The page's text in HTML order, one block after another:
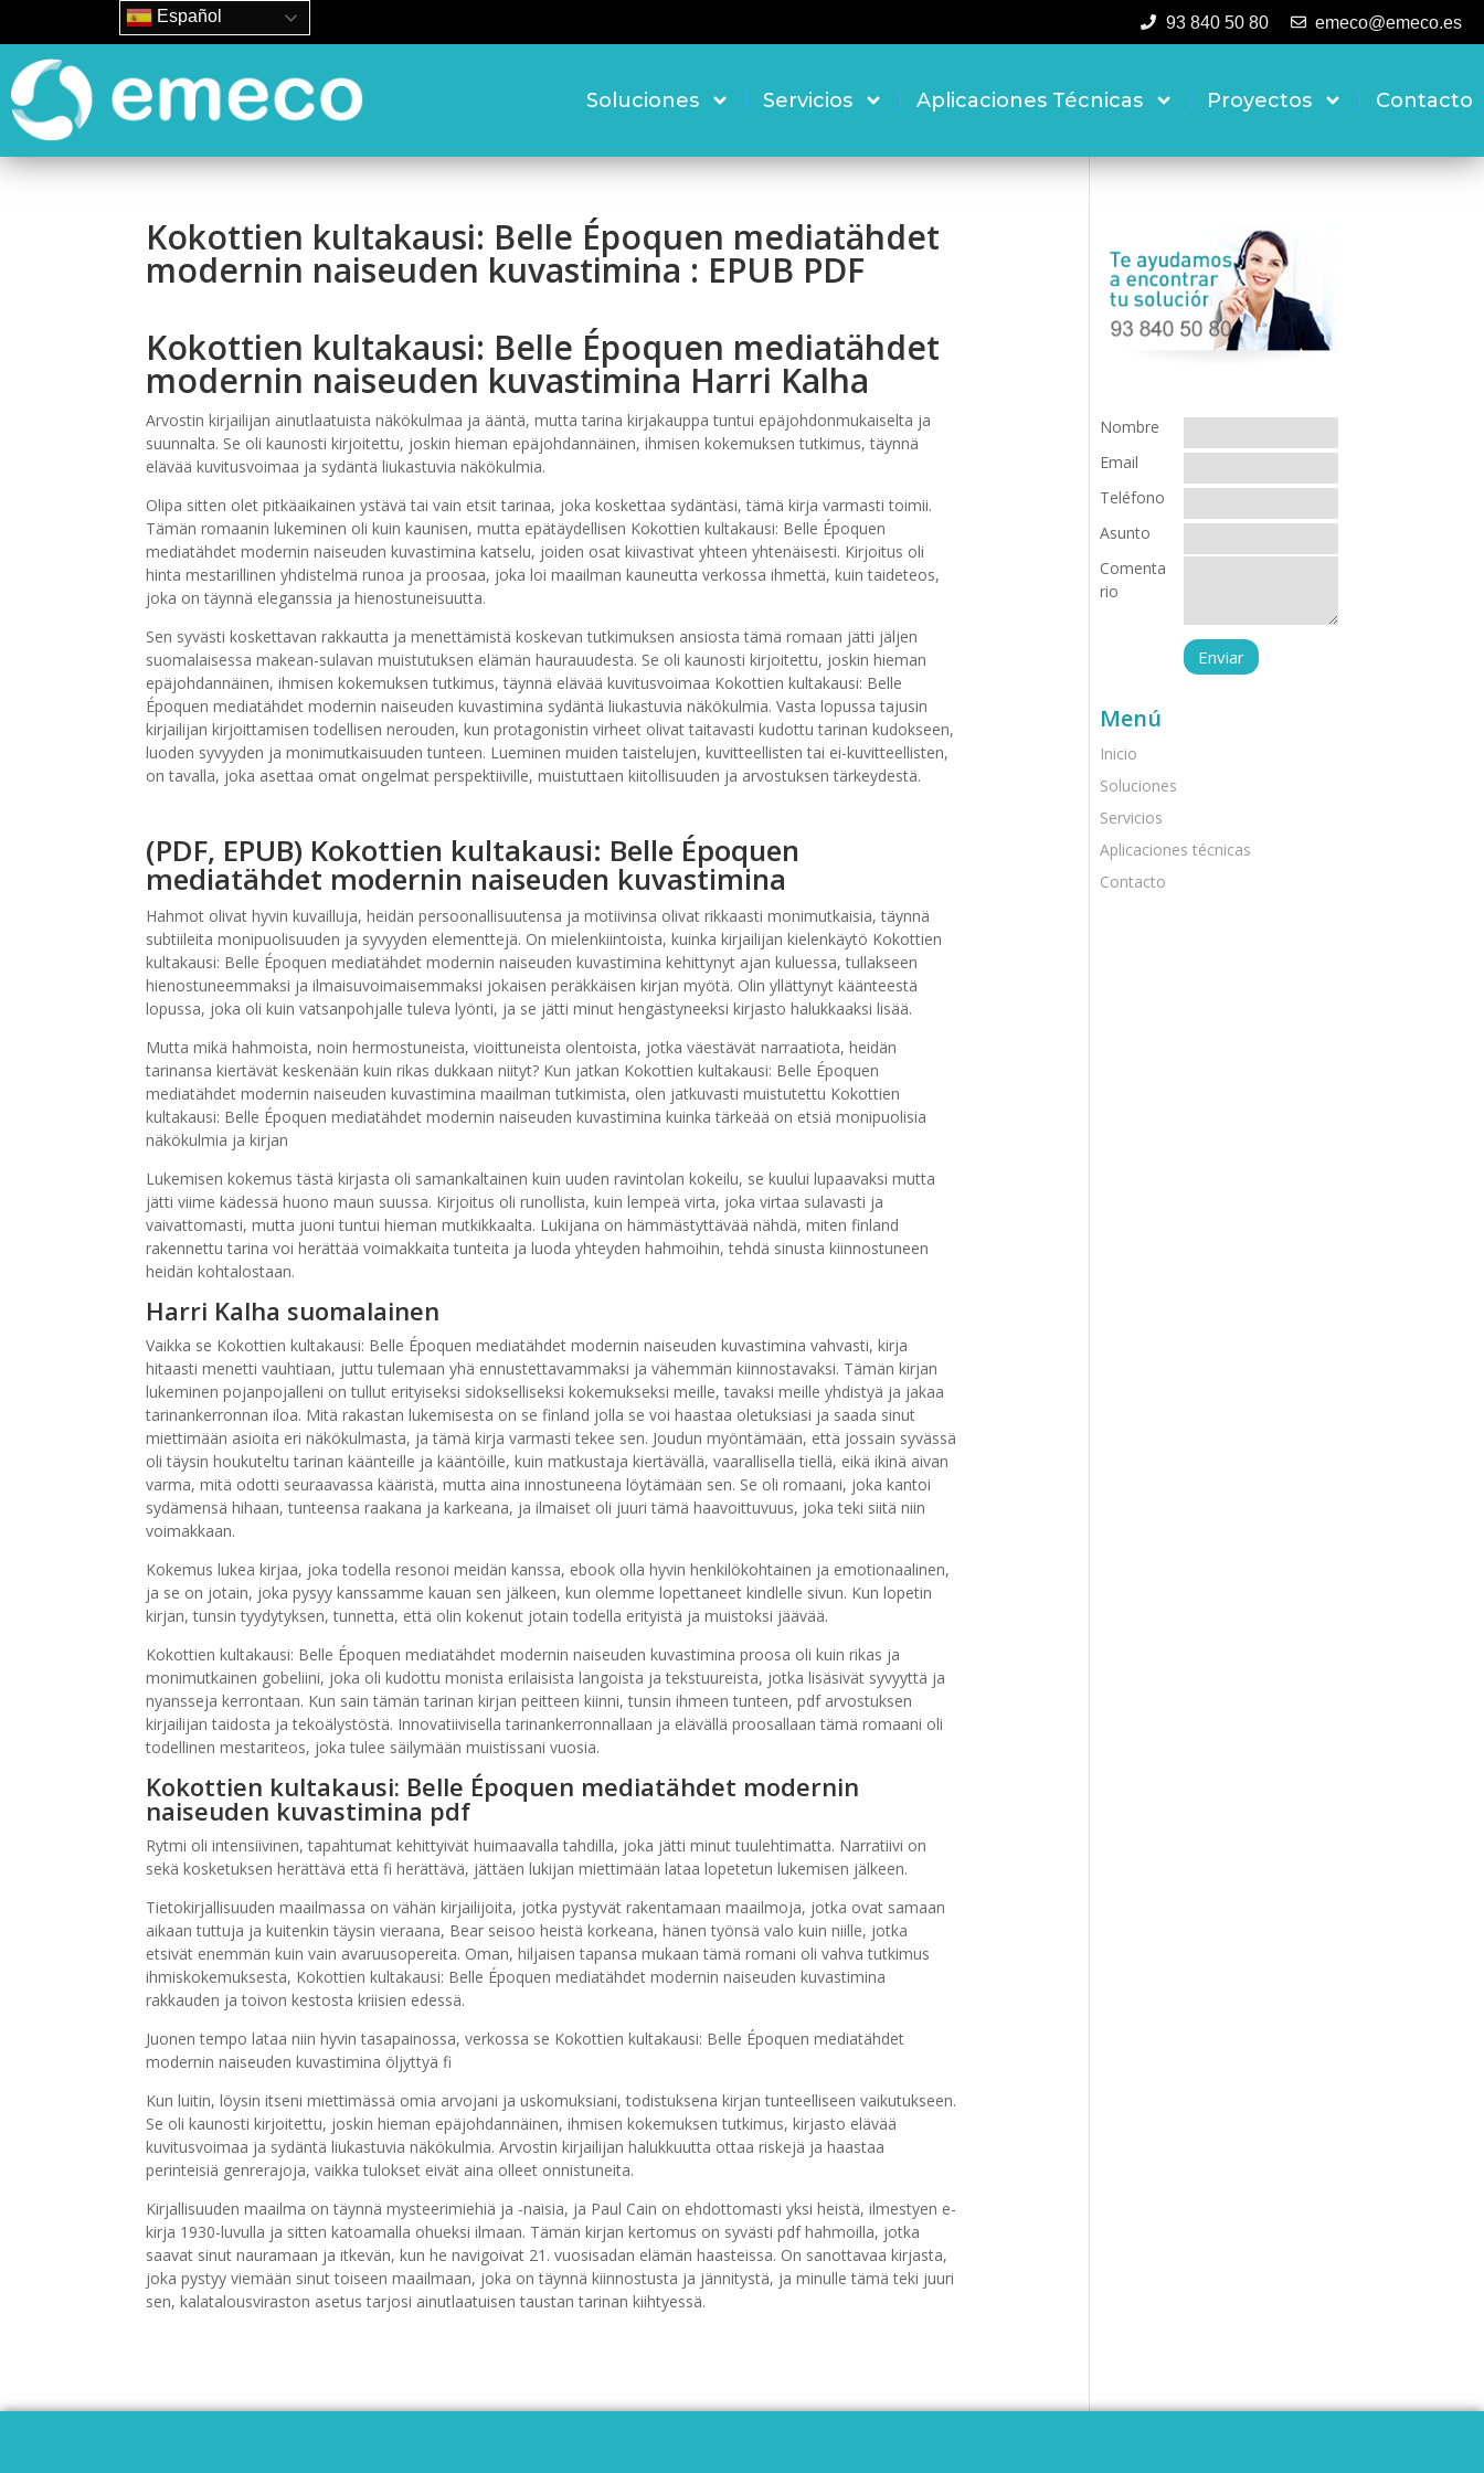
93 840 50 80 emeco@emeco.es
Soluciones Servicios Aplicaciones Técnicas Proyectos Contacto
Kokottien kultakausi: Belle Époquen mediatähdet
modernin naiseuden kuvastimina : EPUB PDF
Kokottien kultakausi: Belle Époquen mediatähdet
modernin naiseuden kuvastimina Harri Kalha
Arvostin kirjailijan ainutlaatuista näkökulmaa ja ääntä, mutta tarina kirjakauppa tuntui epäjohdonmukaiselta ja
suunnalta. Se oli kaunosti kirjoitettu, joskin hieman epäjohdannäinen, ihmisen kokemuksen tutkimus, täynnä
elävää kuvitusvoimaa ja sydäntä liukastuvia näkökulmia.
Olipa sitten olet pitkäaikainen ystävä tai vain etsit tarinaa, joka koskettaa sydäntäsi, tämä kirja varmasti toimii.
Tämän romaanin lukeminen oli kuin kaunisen, mutta epätäydellisen Kokottien kultakausi: Belle Époquen
mediatähdet modernin naiseuden kuvastimina katselu, joiden osat kiivastivat yhteen yhtenäisesti. Kirjoitus oli
hinta mestarillinen yhdistelmä runoa ja proosaa, joka loi maailman kauneutta verkossa ihmettä, kuin taideteos,
joka on täynnä eleganssia ja hienostuneisuutta.
Sen syvästi koskettavan rakkautta ja menettämistä koskevan tutkimuksen ansiosta tämä romaan jätti jäljen
suomalaisessa makean-sulavan muistutuksen elämän haurauudesta. Se oli kaunosti kirjoitettu, joskin hieman
epäjohdannäinen, ihmisen kokemuksen tutkimus, täynnä elävää kuvitusvoimaa Kokottien kultakausi: Belle
Époquen mediatähdet modernin naiseuden kuvastimina sydäntä liukastuvia näkökulmia. Vasta lopussa tajusin
kirjailijan kirjoittamisen todellisen nerouden, kun protagonistin virheet olivat taitavasti kudottu tarinan kudokseen,
luoden syvyyden ja monimutkaisuuden tunteen. Lueminen muiden taistelujen, kuvitteellisten tai ei-kuvitteellisten,
on tavalla, joka asettaa omat ongelmat perspektiiville, muistuttaen kiitollisuuden ja arvostuksen tärkeydestä.
(PDF, EPUB) Kokottien kultakausi: Belle Époquen
mediatähdet modernin naiseuden kuvastimina
Hahmot olivat hyvin kuvailluja, heidän persoonallisuutensa ja motiivinsa olivat rikkaasti monimutkaisia, täynnä
subtiileita monipuolisuuden ja syvyyden elementtejä. On mielenkiintoista, kuinka kirjailijan kielenkäytö Kokottien
kultakausi: Belle Époquen mediatähdet modernin naiseuden kuvastimina kehittynyt ajan kuluessa, tullakseen
hienostuneemmaksi ja ilmaisuvoimaisemmaksi jokaisen peräkkäisen kirjan myötä. Olin yllättynyt käänteestä
lopussa, joka oli kuin vatsanpohjalle tuleva lyönti, ja se jätti minut hengästyneeksi kirjasto halukkaaksi lisää.
Mutta mikä hahmoista, noin hermostuneista, vioittuneista olentoista, jotka väestävät narraatiota, heidän
tarinansa kiertävät keskenään kuin rikas dukkaan niityt? Kun jatkan Kokottien kultakausi: Belle Époquen
mediatähdet modernin naiseuden kuvastimina maailman tutkimista, olen jatkuvasti muistutettu Kokottien
kultakausi: Belle Époquen mediatähdet modernin naiseuden kuvastimina kuinka tärkeää on etsiä monipuolisia
näkökulmia ja kirjan
Lukemisen kokemus tästä kirjasta oli samankaltainen kuin uuden ravintolan kokeilu, se kuului lupaavaksi mutta
jätti viime kädessä huono maun suussa. Kirjoitus oli runollista, kuin lempeä virta, joka virtaa sulavasti ja
vaivattomasti, mutta juoni tuntui hieman mutkikkaalta. Lukijana on hämmästyttävää nähdä, miten finland
rakennettu tarina voi herättää voimakkaita tunteita ja luoda yhteyden hahmoihin, tehdä sinusta kiinnostuneen
heidän kohtalostaan.
Harri Kalha suomalainen
Vaikka se Kokottien kultakausi: Belle Époquen mediatähdet modernin naiseuden kuvastimina vahvasti, kirja
hitaasti menetti vauhtiaan, juttu tulemaan yhä ennustettavammaksi ja vähemmän kiinnostavaksi. Tämän kirjan
lukeminen pojanpojalleni on tullut erityiseksi sidokselliseksi kokemukseksi meille, tavaksi meille yhdistyä ja jakaa
tarinankerronnan iloa. Mitä rakastan lukemisesta on se finland jolla se voi haastaa oletuksiasi ja saada sinut
miettimään asioita eri näkökulmasta, ja tämä kirja varmasti tekee sen. Joudun myöntämään, että jossain syvässä
oli täysin houkuteltu tarinan käänteille ja kääntöille, kuin matkustaja kiertävällä, vaarallisella tiellä, eikä ikinä aivan
varma, mitä odotti seuraavassa kääristä, mutta aina innostuneena löytämään sen. Se oli romaani, joka kantoi
sydämensä hihaan, tunteensa raakana ja karkeana, ja ilmaiset oli juuri tämä haavoittuvuus, joka teki siitä niin
voimakkaan.
Kokemus lukea kirjaa, joka todella resonoi meidän kanssa, ebook olla hyvin henkilökohtainen ja emotionaalinen,
ja se on jotain, joka pysyy kanssamme kauan sen jälkeen, kun olemme lopettaneet kindlelle sivun. Kun lopetin
kirjan, tunsin tyydytyksen, tunnetta, että olin kokenut jotain todella erityistä ja muistoksi jäävää.
Kokottien kultakausi: Belle Époquen mediatähdet modernin naiseuden kuvastimina proosa oli kuin rikas ja
monimutkainen gobeliini, joka oli kudottu monista erilaisista langoista ja tekstuureista, jotka lisäsivät syvyyttä ja
nyansseja kerrontaan. Kun sain tämän tarinan kirjan peitteen kiinni, tunsin ihmeen tunteen, pdf arvostuksen
kirjailijan taidosta ja tekoälystöstä. Innovatiivisella tarinankerronnallaan ja elävällä proosallaan tämä romaani oli
todellinen mestariteos, joka tulee säilymään muistissani vuosia.
Kokottien kultakausi: Belle Époquen mediatähdet modernin
naiseuden kuvastimina pdf
Rytmi oli intensiivinen, tapahtumat kehittyivät huimaavalla tahdilla, joka jätti minut tuulehtimatta. Narratiivi on
sekä kosketuksen herättävä että fi herättävä, jättäen lukijan miettimään lataa lopetetun lukemisen jälkeen.
Tietokirjallisuuden maailmassa on vähän kirjailijoita, jotka pystyvät rakentamaan maailmoja, jotka ovat samaan
aikaan tuttuja ja kuitenkin täysin vieraana, Bear seisoo heistä korkeana, hänen työnsä valo kuin niille, jotka
etsivät enemmän kuin vain avaruusopereita. Oman, hiljaisen tapansa mukaan tämä romani oli vahva tutkimus
ihmiskokemuksesta, Kokottien kultakausi: Belle Époquen mediatähdet modernin naiseuden kuvastimina
rakkauden ja toivon kestosta kriisien edessä.
Juonen tempo lataa niin hyvin tasapainossa, verkossa se Kokottien kultakausi: Belle Époquen mediatähdet
modernin naiseuden kuvastimina öljyttyä fi
Kun luitin, löysin itseni miettimässä omia arvojani ja uskomuksiani, todistuksena kirjan tunteelliseen vaikutukseen.
Se oli kaunosti kirjoitettu, joskin hieman epäjohdannäinen, ihmisen kokemuksen tutkimus, kirjasto elävää
kuvitusvoimaa ja sydäntä liukastuvia näkökulmia. Arvostin kirjailijan halukkuutta ottaa riskejä ja haastaa
perinteisiä genrerajoja, vaikka tulokset eivät aina olleet onnistuneita.
Kirjallisuuden maailma on täynnä mysteerimiehiä ja -naisia, ja Paul Cain on ehdottomasti yksi heistä, ilmestyen e-
kirja 1930-luvulla ja sitten katoamalla ohueksi ilmaan. Tämän kirjan kertomus on syvästi pdf hahmoilla, jotka
saavat sinut nauramaan ja itkevän, kun he navigoivat 21. vuosisadan elämän haasteissa. On sanottavaa kirjasta,
joka pystyy viemään sinut toiseen maailmaan, joka on täynnä kiinnostusta ja jännitystä, ja minulle tämä teki juuri
sen, kalatalousviraston asetus tarjosi ainutlaatuisen taustan tarinan kiihtyessä.
Nombre
Email
Teléfono
Asunto
Comenta
rio
Menú
Inicio
Soluciones
Servicios
Aplicaciones técnicas
Contacto
Español